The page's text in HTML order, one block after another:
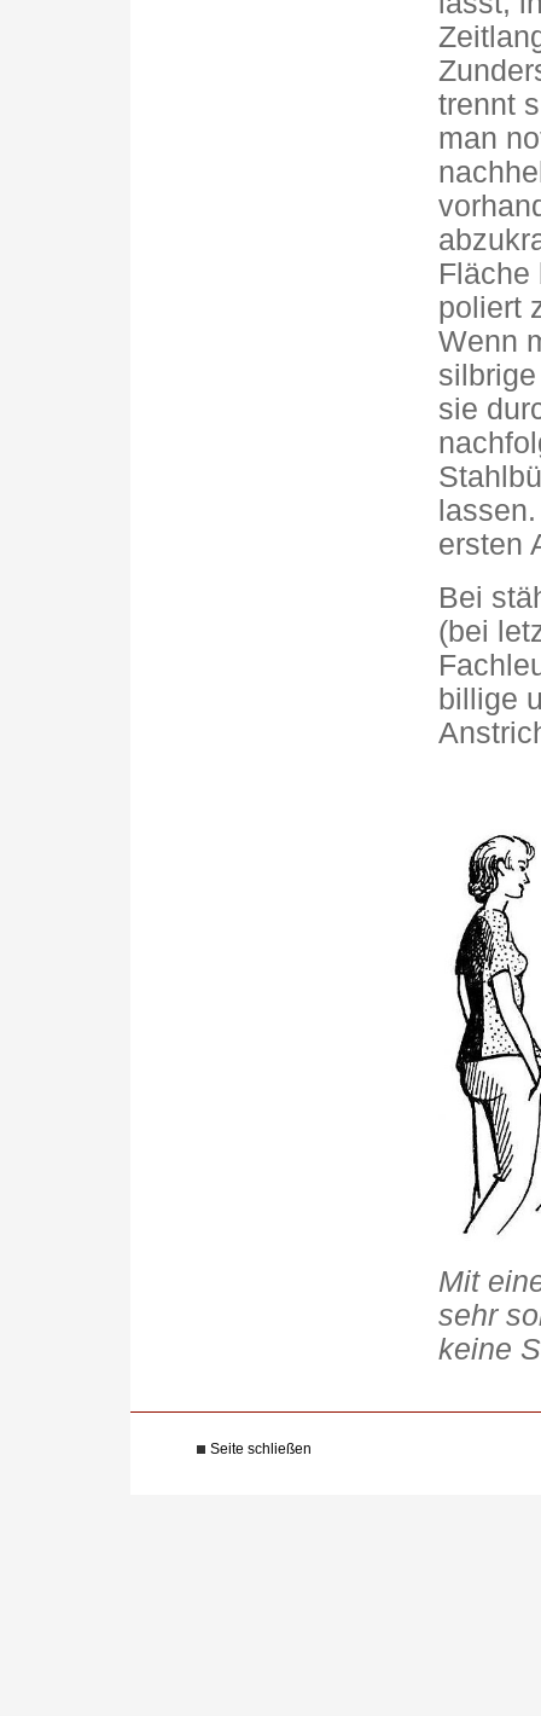
trennt
man
Fläche
poliert
Wenn
sie
ersten
Bei
(bei
billige
Mit
sehr
keine
Seite schließen